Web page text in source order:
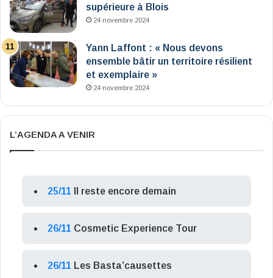
supérieure à Blois
24 novembre 2024
Yann Laffont : « Nous devons
ensemble bâtir un territoire résilient
et exemplaire »
24 novembre 2024
L’AGENDA A VENIR
25/11 Il reste encore demain
26/11 Cosmetic Experience Tour
26/11 Les Basta’causettes